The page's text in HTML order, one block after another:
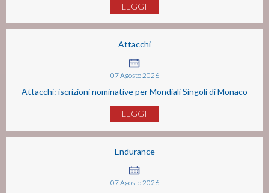
LEGGI
Attacchi
07Agosto2026
Attacchi: iscrizioni nominative per Mondiali Singoli di Monaco
LEGGI
Endurance
07Agosto2026